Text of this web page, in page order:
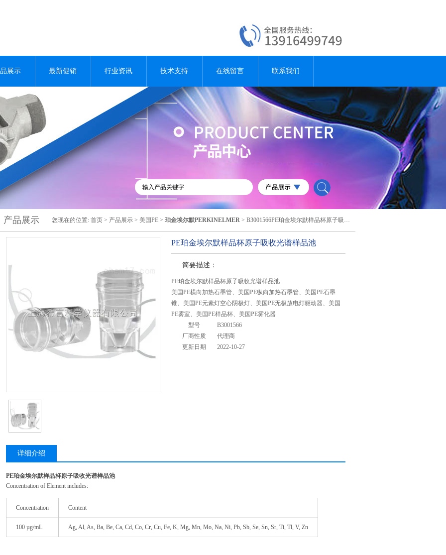
展示 最新促销 行业资讯 技术支持 在线留言 联系我们
产品展示 您现在的位置: 首页 > 产品展示 > 美国PE > 珀金埃尔默PERKINELMER > B3001566PE珀金埃尔默样品杯原子吸收光谱样品池
PE珀金埃尔默样品杯原子吸收光谱样品池
简要描述：
PE珀金埃尔默样品杯原子吸收光谱样品池
美国PE横向加热石墨管、美国PE纵向加热石墨管、美国PE石墨
锥、美国PE元素灯空心阴极灯、美国PE无极放电灯驱动器、美国
PE雾室、美国PE样品杯、美国PE雾化器
型号
B3001566
厂商性质
代理商
更新日期
2022-10-27
详细介绍
PE珀金埃尔默样品杯原子吸收光谱样品池
Concentration of Element includes:
Concentration Content
100 µg/mL Ag, Al, As, Ba, Be, Ca, Cd, Co, Cr, Cu, Fe, K, Mg, Mn, Mo, Na, Ni, Pb, Sb, Se, Sn, Sr, Ti, Tl, V, Zn